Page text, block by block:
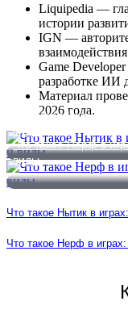
Liquipedia —
истории
IGN —
Game
разработке ИИ
Материал
2026 года.
Что такое Нытик в
виды
Что такое Нерф в
виды
Что такое Нытик в
Что такое Нерф в